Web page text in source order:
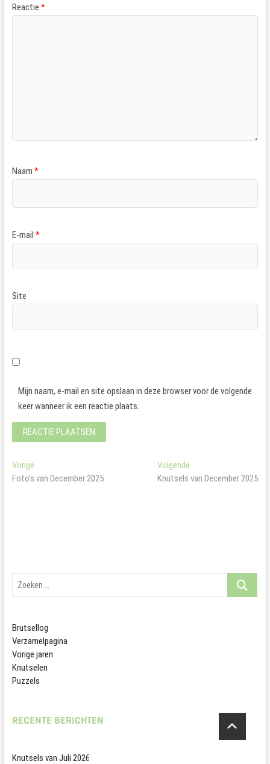
Reactie *
Naam *
E-mail *
Site
Mijn naam, e-mail en site opslaan in deze browser voor de volgende
keer wanneer ik een reactie plaats.
Bericht
navigatie
VorigeVorig
bericht:
Foto’s van December 2025
Volgende
bericht:
Knutsels van December 2025
Zoeken
Brutsellog
Verzamelpagina
Vorige jaren
Knutselen
Puzzels
RECENTE BERICHTEN
Knutsels van Juli 2026